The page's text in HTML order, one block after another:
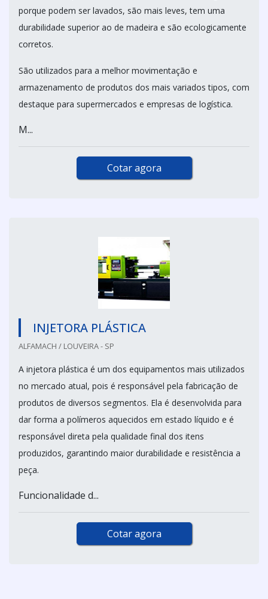
porque podem ser lavados, são mais leves, tem uma
durabilidade superior ao de madeira e são ecologicamente
corretos.
São utilizados para a melhor movimentação e
armazenamento de produtos dos mais variados tipos, com
destaque para supermercados e empresas de logística.
M...
Cotar agora
INJETORA PLÁSTICA
ALFAMACH / LOUVEIRA - SP
A injetora plástica é um dos equipamentos mais utilizados
no mercado atual, pois é responsável pela fabricação de
produtos de diversos segmentos. Ela é desenvolvida para
dar forma a polímeros aquecidos em estado líquido e é
responsável direta pela qualidade final dos itens
produzidos, garantindo maior durabilidade e resistência a
peça.
Funcionalidade d...
Cotar agora